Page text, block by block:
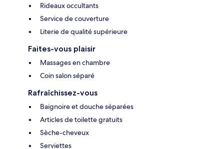
Rideaux occultants
Service de couverture
Literie de qualité supérieure
Faites-vous plaisir
Massages en chambre
Coin salon séparé
Rafraîchissez-vous
Baignoire et douche séparées
Articles de toilette gratuits
Sèche-cheveux
Serviettes